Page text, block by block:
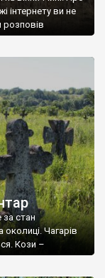
інтернету ви не
розповів
не лише
за стан
Чагарів
Кози –
кладовищ,